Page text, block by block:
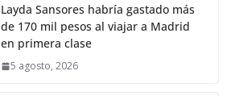
Layda Sansores habría gastado más
de 170 mil pesos al viajar a Madrid
en primera clase
5 agosto, 2026